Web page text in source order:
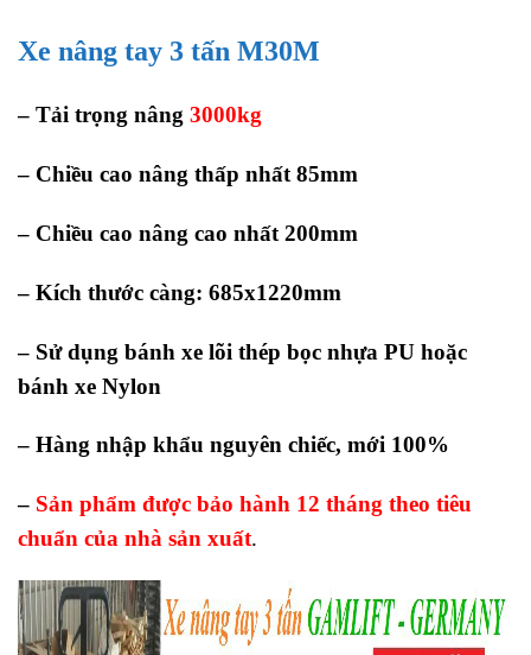
Xe nâng tay 3 tấn M30M
– Tải trọng nâng 3000kg
– Chiều cao nâng thấp nhất 85mm
– Chiều cao nâng cao nhất 200mm
– Kích thước càng: 685x1220mm
– Sử dụng bánh xe lõi thép bọc nhựa PU hoặc
bánh xe Nylon
– Hàng nhập khẩu nguyên chiếc, mới 100%
– Sản phẩm được bảo hành 12 tháng theo tiêu
chuẩn của nhà sản xuất.